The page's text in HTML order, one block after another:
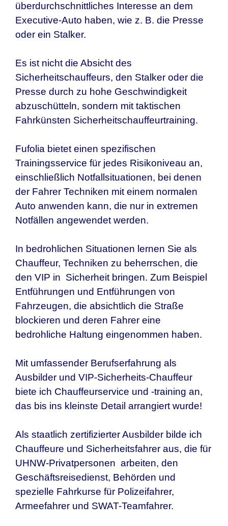
überdurchschnittliches Interesse an dem
Executive-Auto haben, wie z. B. die Presse
oder ein Stalker.
Es ist nicht die Absicht des
Sicherheitschauffeurs, den Stalker oder die
Presse durch zu hohe Geschwindigkeit
abzuschütteln, sondern mit taktischen
Fahrkünsten Sicherheitschauffeurtraining.
Fufolia bietet einen spezifischen
Trainingsservice für jedes Risikoniveau an,
einschließlich Notfallsituationen, bei denen
der Fahrer Techniken mit einem normalen
Auto anwenden kann, die nur in extremen
Notfällen angewendet werden.
In bedrohlichen Situationen lernen Sie als
Chauffeur, Techniken zu beherrschen, die
den VIP in Sicherheit bringen. Zum Beispiel
Entführungen und Entführungen von
Fahrzeugen, die absichtlich die Straße
blockieren und deren Fahrer eine
bedrohliche Haltung eingenommen haben.
Mit umfassender Berufserfahrung als
Ausbilder und VIP-Sicherheits-Chauffeur
biete ich Chauffeurservice und -training an,
das bis ins kleinste Detail arrangiert wurde!
Als staatlich zertifizierter Ausbilder bilde ich
Chauffeure und Sicherheitsfahrer aus, die für
UHNW-Privatpersonen arbeiten, den
Geschäftsreisedienst, Behörden und
spezielle Fahrkurse für Polizeifahrer,
Armeefahrer und SWAT-Teamfahrer.